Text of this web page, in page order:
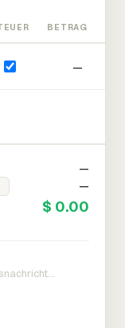
BETRAG
—
—
—
$ 0.00